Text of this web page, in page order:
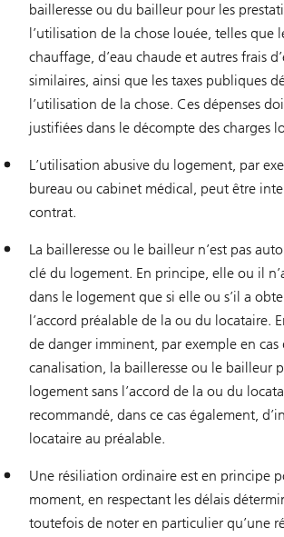
bailleresse ou du bailleur pour les
l’utilisation de la chose louée, telles que
chauffage, d’eau chaude et autres frais
similaires, ainsi que les taxes publiques
l’utilisation de la chose. Ces dépenses
justifiées dans le décompte des charges
L’utilisation abusive du logement, par
bureau ou cabinet médical, peut être
contrat.
La bailleresse ou le bailleur n’est pas
clé du logement. En principe, elle ou il
dans le logement que si elle ou s’il a
l’accord préalable de la ou du locataire.
de danger imminent, par exemple en
canalisation, la bailleresse ou le bailleur
logement sans l’accord de la ou du
recommandé, dans ce cas également,
locataire au préalable.
Une résiliation ordinaire est en principe
moment, en respectant les délais
toutefois de noter en particulier qu’une